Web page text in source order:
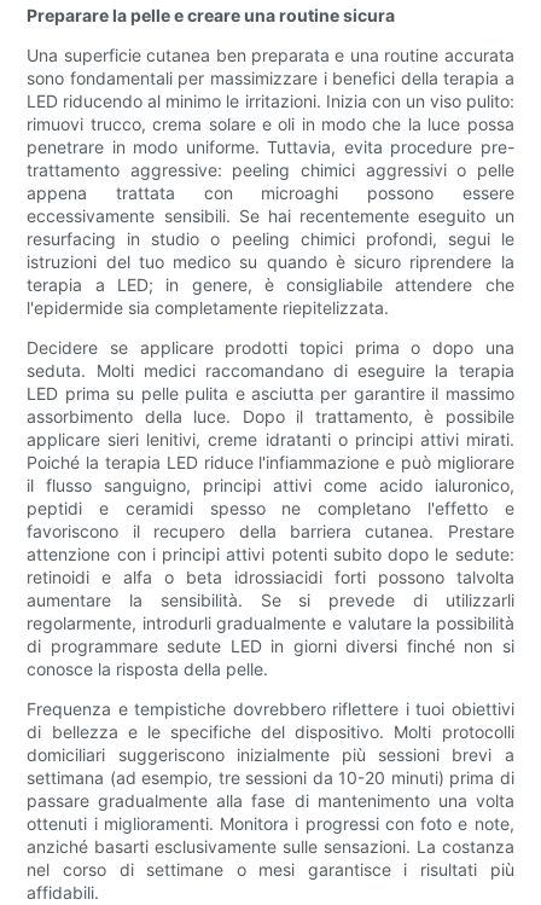
Preparare la pelle e creare una routine sicura
Una superficie cutanea ben preparata e una routine accurata
sono fondamentali per massimizzare i benefici della terapia a
LED riducendo al minimo le irritazioni. Inizia con un viso pulito:
rimuovi trucco, crema solare e oli in modo che la luce possa
penetrare in modo uniforme. Tuttavia, evita procedure pre-
trattamento aggressive: peeling chimici aggressivi o pelle
appena trattata con microaghi possono essere
eccessivamente sensibili. Se hai recentemente eseguito un
resurfacing in studio o peeling chimici profondi, segui le
istruzioni del tuo medico su quando è sicuro riprendere la
terapia a LED; in genere, è consigliabile attendere che
l'epidermide sia completamente riepitelizzata.
Decidere se applicare prodotti topici prima o dopo una
seduta. Molti medici raccomandano di eseguire la terapia
LED prima su pelle pulita e asciutta per garantire il massimo
assorbimento della luce. Dopo il trattamento, è possibile
applicare sieri lenitivi, creme idratanti o principi attivi mirati.
Poiché la terapia LED riduce l'infiammazione e può migliorare
il flusso sanguigno, principi attivi come acido ialuronico,
peptidi e ceramidi spesso ne completano l'effetto e
favoriscono il recupero della barriera cutanea. Prestare
attenzione con i principi attivi potenti subito dopo le sedute:
retinoidi e alfa o beta idrossiacidi forti possono talvolta
aumentare la sensibilità. Se si prevede di utilizzarli
regolarmente, introdurli gradualmente e valutare la possibilità
di programmare sedute LED in giorni diversi finché non si
conosce la risposta della pelle.
Frequenza e tempistiche dovrebbero riflettere i tuoi obiettivi
di bellezza e le specifiche del dispositivo. Molti protocolli
domiciliari suggeriscono inizialmente più sessioni brevi a
settimana (ad esempio, tre sessioni da 10-20 minuti) prima di
passare gradualmente alla fase di mantenimento una volta
ottenuti i miglioramenti. Monitora i progressi con foto e note,
anziché basarti esclusivamente sulle sensazioni. La costanza
nel corso di settimane o mesi garantisce i risultati più
affidabili.